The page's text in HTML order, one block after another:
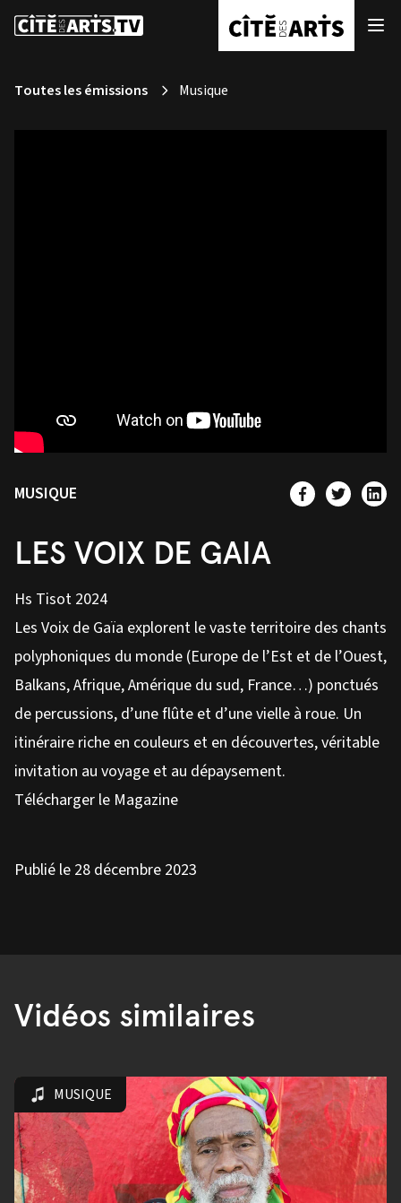
Toutes les émissions Musique
MUSIQUE
LES VOIX DE GAIA
Hs Tisot 2024
Les Voix de Gaïa explorent le vaste territoire des chants
polyphoniques du monde (Europe de l’Est et de l’Ouest,
Balkans, Afrique, Amérique du sud, France…) ponctués
de percussions, d’une flûte et d’une vielle à roue. Un
itinéraire riche en couleurs et en découvertes, véritable
invitation au voyage et au dépaysement.
Télécharger le Magazine
Publié le 28 décembre 2023
Vidéos similaires
MUSIQUE